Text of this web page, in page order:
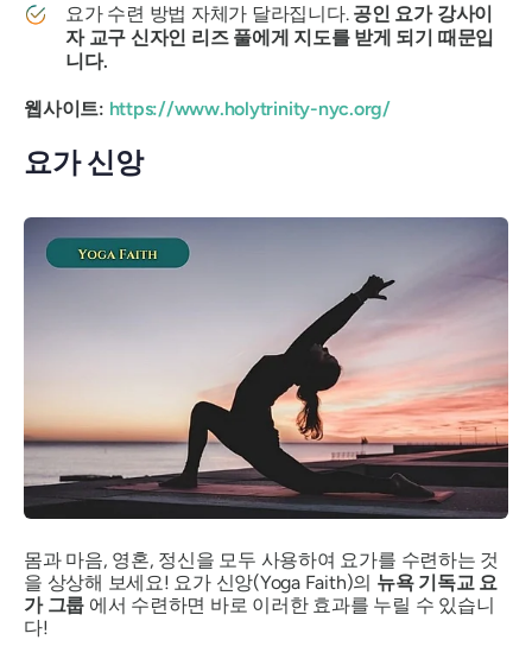
요가 수련 방법 자체가 달라집니다.공인 요가 강사이
자 교구 신자인 리즈 풀에게 지도를 받게 되기 때문입
니다.
웹사이트: https://www.holytrinity-nyc.org/
요가 신앙
몸과 마음, 영혼, 정신을 모두 사용하여 요가를 수련하는 것
을 상상해 보세요! 요가 신앙(Yoga Faith)의 뉴욕 기독교 요
가 그룹 에서 수련하면 바로 이러한 효과를 누릴 수 있습니
다!